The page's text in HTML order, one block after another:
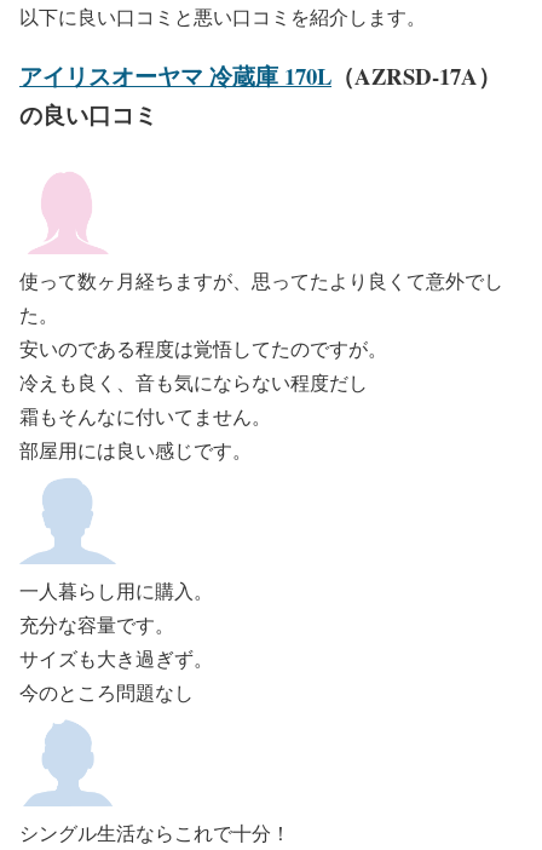
以下に良い口コミと悪い口コミを紹介します。
アイリスオーヤマ 冷蔵庫 170L （AZRSD-17A）
の良い口コミ
使って数ヶ月経ちますが、思ってたより良くて意外でし
た。
安いのである程度は覚悟してたのですが。
冷えも良く、音も気にならない程度だし
霜もそんなに付いてません。
部屋用には良い感じです。
一人暮らし用に購入。
充分な容量です。
サイズも大き過ぎず。
今のところ問題なし
シングル生活ならこれで十分！